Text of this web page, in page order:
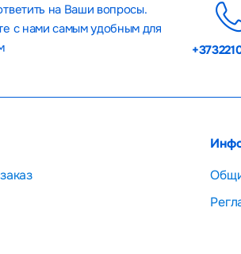
на Ваши вопросы.
с нами самым удобным для